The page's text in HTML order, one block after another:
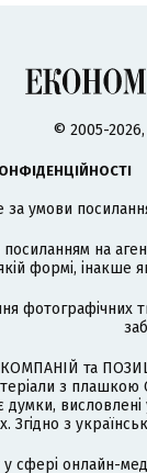
© 2005-
за умови
посиланням на
формі, інакше
фотографічних
та
з
думки,
з
у сфері онлайн-